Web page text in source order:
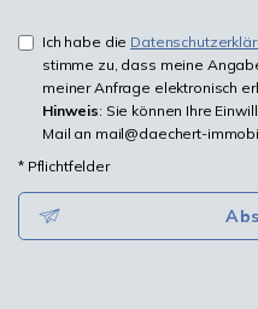
Ich habe die
stimme zu, dass meine
meiner Anfrage elektronisch
Hinweis: Sie können Ihre
Mail an mail@daechert-
* Pflichtfelder